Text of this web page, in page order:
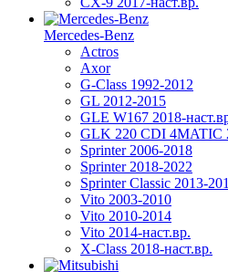
Mercedes-Benz
Actros
Axor
G-Class 1992-2012
GL 2012-2015
GLE W167 2018-
GLK 220 CDI 4MATIC
Sprinter 2006-2018
Sprinter 2018-2022
Sprinter Classic 2013-
Vito 2003-2010
Vito 2010-2014
Vito 2014-наст.вр.
X-Class 2018-наст.вр.